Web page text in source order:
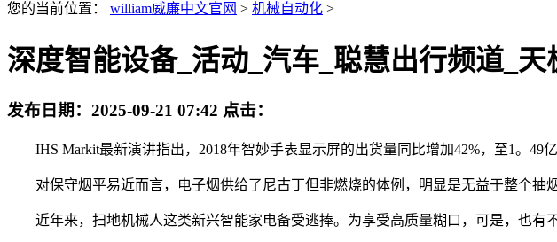
您的当前位置： william威廉中文官网 > 机械自动化 >
深度智能设备_活动_汽车_聪慧出行频道_天
发布日期： 2025-09-21 07:42 点击：
IHS Markit最新演讲指出，2018年智妙手表显示屏的出货量同比增加42%，至1。49
对保守烟平易近而言，电子烟供给了尼古丁但非燃烧的体例，明显是无益于整个抽烟
近年来，扫地机械人这类新兴智能家电备受逃捧。为享受高质量糊口，可是，也有